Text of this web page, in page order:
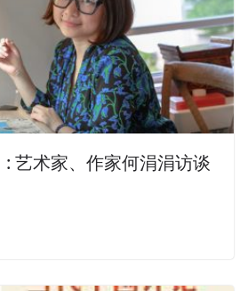
: 艺术家、作家何涓涓访谈